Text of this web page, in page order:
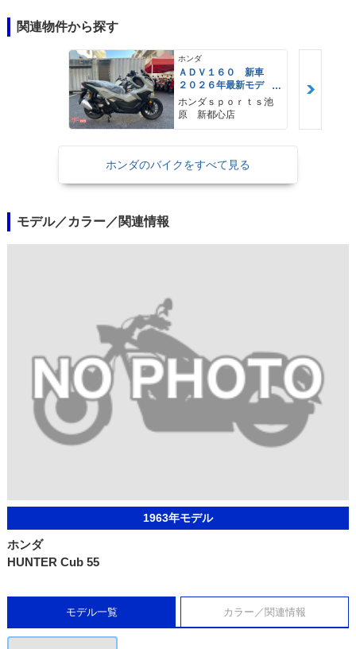
関連物件から探す
ホンダ
ＡＤＶ１６０ 新車
２０２６年最新モデ
ル パールスモーキー
グレー スマートキ
ー ２９Ｌメットイ
ホンダｓｐｏｒｔｓ池
原 新都心店
ホンダのバイクをすべて見る
モデル／カラー／関連情報
1963年モデル
ホンダ
HUNTER Cub 55
モデル一覧 カラー／関連情報